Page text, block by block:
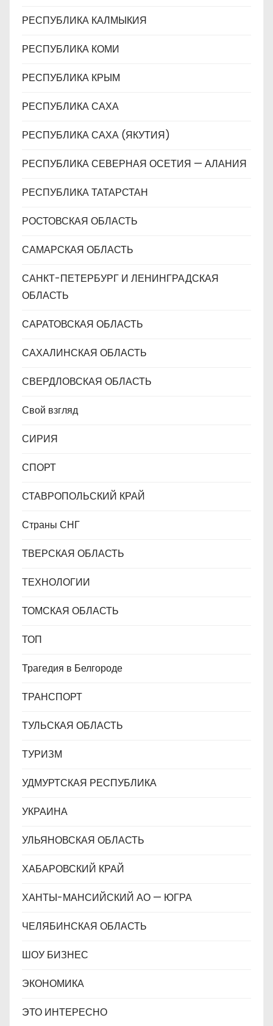
РЕСПУБЛИКА КАЛМЫКИЯ
РЕСПУБЛИКА КОМИ
РЕСПУБЛИКА КРЫМ
РЕСПУБЛИКА САХА
РЕСПУБЛИКА САХА (ЯКУТИЯ)
РЕСПУБЛИКА СЕВЕРНАЯ ОСЕТИЯ — АЛАНИЯ
РЕСПУБЛИКА ТАТАРСТАН
РОСТОВСКАЯ ОБЛАСТЬ
САМАРСКАЯ ОБЛАСТЬ
САНКТ-ПЕТЕРБУРГ И ЛЕНИНГРАДСКАЯ
ОБЛАСТЬ
САРАТОВСКАЯ ОБЛАСТЬ
САХАЛИНСКАЯ ОБЛАСТЬ
СВЕРДЛОВСКАЯ ОБЛАСТЬ
Свой взгляд
СИРИЯ
СПОРТ
СТАВРОПОЛЬСКИЙ КРАЙ
Страны СНГ
ТВЕРСКАЯ ОБЛАСТЬ
ТЕХНОЛОГИИ
ТОМСКАЯ ОБЛАСТЬ
ТОП
Трагедия в Белгороде
ТРАНСПОРТ
ТУЛЬСКАЯ ОБЛАСТЬ
ТУРИЗМ
УДМУРТСКАЯ РЕСПУБЛИКА
УКРАИНА
УЛЬЯНОВСКАЯ ОБЛАСТЬ
ХАБАРОВСКИЙ КРАЙ
ХАНТЫ-МАНСИЙСКИЙ АО — ЮГРА
ЧЕЛЯБИНСКАЯ ОБЛАСТЬ
ШОУ БИЗНЕС
ЭКОНОМИКА
ЭТО ИНТЕРЕСНО